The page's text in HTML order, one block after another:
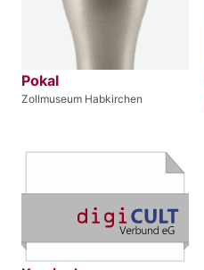
Pokal
Zollmuseum Habkirchen